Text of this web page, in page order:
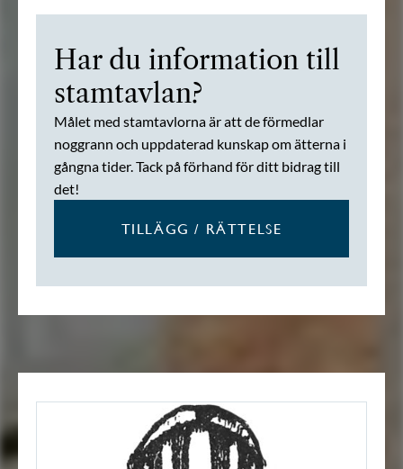
Har du information till
stamtavlan?
Målet med stamtavlorna är att de förmedlar
noggrann och uppdaterad kunskap om ätterna i
gångna tider. Tack på förhand för ditt bidrag till
det!
TILLÄGG / RÄTTELSE